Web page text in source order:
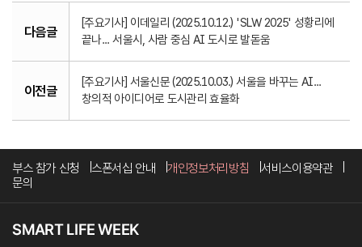
다음글
[주요기사] 이데일리 (2025.10.12.) 'SLW 2025' 성황리에
끝나... 서울시, 사람 중심 AI 도시로 발돋움
이전글
[주요기사] 서울신문 (2025.10.03.) 서울을 바꾸는 AI...
창의적 아이디어로 도시관리 효율화
부스 참가 신청 스폰서십 안내 개인정보처리방침
서비스이용약관
문의